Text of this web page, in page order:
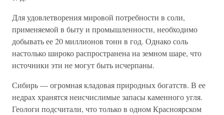
Для удовлетворения мировой потребности в соли,
применяемой в быту и промышленности, необходимо
добывать ее 20 миллионов тонн в год. Однако соль
настолько широко распространена на земном шаре, что
источники эти не могут быть исчерпаны.
Сибирь — огромная кладовая природных богатств. В ее
недрах хранятся неисчислимые запасы каменного угля.
Геологи подсчитали, что только в одном Красноярском